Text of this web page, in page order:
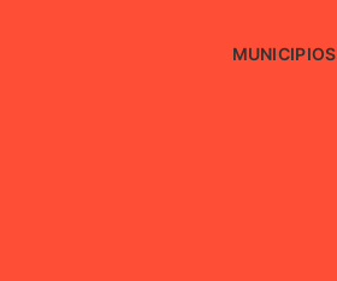
MUNICIPIOS